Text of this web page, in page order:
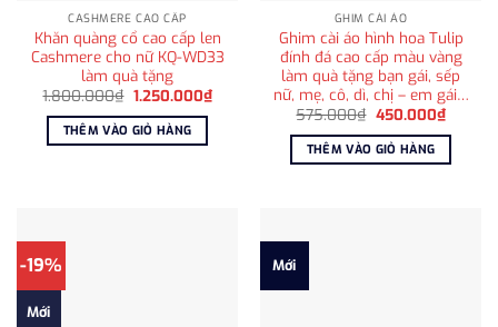
CASHMERE CAO CẤP
Khăn quàng cổ cao cấp len
Cashmere cho nữ KQ-WD33
làm quà tặng
1.800.000₫ Giá
là:
1.800.000₫.
1.250.000₫Giá
hiện
THÊM VÀO GIỎ HÀNG
GHIM CÀI ÁO
Ghim cài áo hình hoa Tulip
đính đá cao cấp màu vàng
làm quà tặng bạn gái, sếp
nữ, mẹ, cô, dì, chị – em gái…
575.000₫ Giá
là:
575.000₫.
450.000₫Giá
hiện
tại
THÊM VÀO GIỎ HÀNG
-19%
Mới
Mới